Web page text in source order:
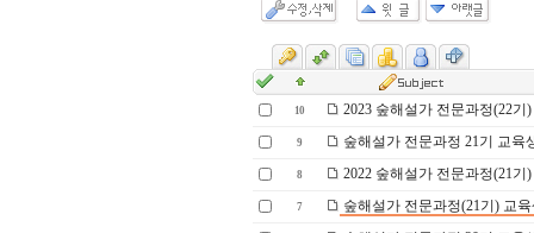
10 2023 숲해설가 전문과정(22
9 숲해설가 전문과정 21기 교육
8 2022 숲해설가 전문과정(21
7 숲해설가 전문과정(21기) 교